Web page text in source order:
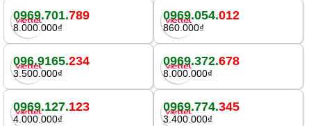
0969.701.789
8.000.000₫
0969.054.012
860.000₫
096.9165.234
3.500.000₫
0969.372.678
8.000.000₫
0969.127.123
4.000.000₫
0969.774.345
3.400.000₫